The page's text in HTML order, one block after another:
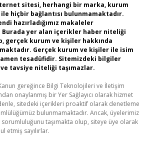
sitesi, herhangi bir marka, kurum
hiçbir bağlantısı bulunmamaktadır.
hazırladığımız makaleler
Burada yer alan içerikler haber niteliği
gerçek kurum ve kişiler hakkında
Gerçek kurum ve kişiler ile isim
tesadüfidir. Sitemizdeki bilgiler
tavsiye niteliği taşımazlar.
Kanun gereğince Bilgi Teknolojileri ve İletişim
onaylanmış bir Yer Sağlayıcı olarak hizmet
sitedeki içerikleri proaktif olarak denetleme
bulunmamaktadır. Ancak, üyelerimiz
sorumluluğunu taşımakta olup, siteye üye olarak
etmiş sayılırlar.